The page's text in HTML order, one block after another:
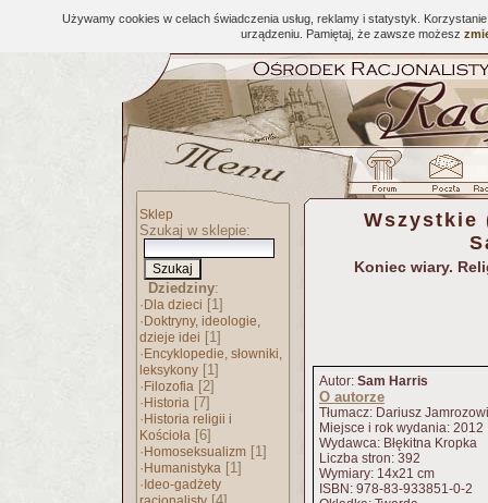
Używamy cookies w celach świadczenia usług, reklamy i statystyk.
urządzeniu. Pamiętaj, że zawsze możesz
Sklep
Szukaj w sklepie:
Dziedziny:
· Dla dzieci [1]
· Doktryny, ideologie,
dzieje idei [1]
· Encyklopedie, słowniki,
leksykony [1]
· Filozofia [2]
· Historia [7]
· Historia religii i
Kościoła [6]
· Homoseksualizm [1]
· Humanistyka [1]
· Ideo-gadżety
Wszystkie
Koniec wiary.
Autor: Sam Harris
O autorze
Tłumacz: Dariusz
Miejsce i rok wydania: 2012
Wydawca: Błękitna Kropka
Liczba stron: 392
Wymiary: 14x21 cm
ISBN: 978-83-933851-0-2